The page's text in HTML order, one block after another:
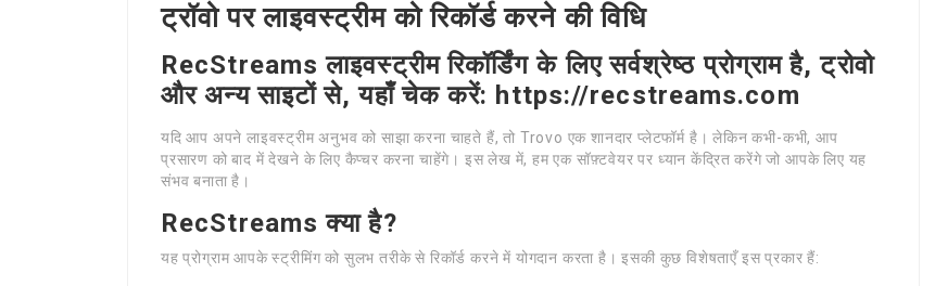
ट्रॉवो पर लाइवस्ट्रीम को रिकॉर्ड करने की विधि
RecStreams लाइवस्ट्रीम रिकॉर्डिंग के लिए सर्वश्रेष्ठ प्रोग्राम है, ट्रोवो
और अन्य साइटों से, यहाँ चेक करें: https://recstreams.com
यदि आप अपने लाइवस्ट्रीम अनुभव को साझा करना चाहते हैं, तो Trovo एक शानदार प्लेटफॉर्म है। लेकिन कभी-कभी, आप
प्रसारण को बाद में देखने के लिए कैप्चर करना चाहेंगे। इस लेख में, हम एक सॉफ़्टवेयर पर ध्यान केंद्रित करेंगे जो आपके लिए यह
संभव बनाता है।
RecStreams क्या है?
यह प्रोग्राम आपके स्ट्रीमिंग को सुलभ तरीके से रिकॉर्ड करने में योगदान करता है। इसकी कुछ विशेषताएँ इस प्रकार हैं: